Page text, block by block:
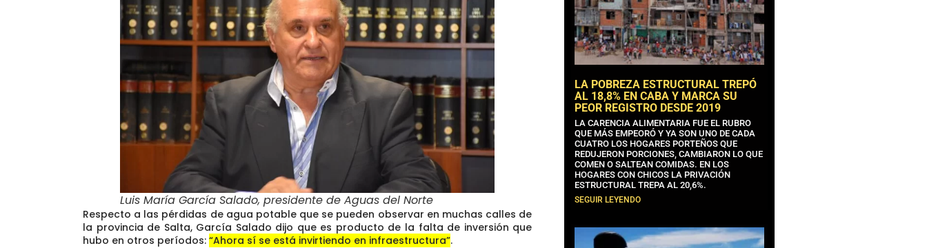
Luis María García Salado, presidente de Aguas del Norte
Respecto a las pérdidas de agua potable que se pueden observar en muchas calles de
la provincia de Salta, García Salado dijo que es producto de la falta de inversión que
hubo en otros períodos: “Ahora sí se está invirtiendo en infraestructura”.
LA POBREZA ESTRUCTURAL TREPÓ
AL 18,8% EN CABA Y MARCA SU
PEOR REGISTRO DESDE 2019
LA CARENCIA ALIMENTARIA FUE EL RUBRO
QUE MÁS EMPEORÓ Y YA SON UNO DE CADA
CUATRO LOS HOGARES PORTEÑOS QUE
REDUJERON PORCIONES, CAMBIARON LO QUE
COMEN O SALTEAN COMIDAS. EN LOS
HOGARES CON CHICOS LA PRIVACIÓN
ESTRUCTURAL TREPA AL 20,6%.
SEGUIR LEYENDO